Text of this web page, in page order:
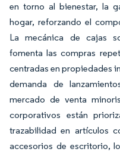
en torno al bienestar, la
hogar, reforzando el
La mecánica de cajas
fomenta las compras
centradas en propiedades
demanda de
mercado de venta
corporativos están
trazabilidad en artículos
accesorios de escritorio,